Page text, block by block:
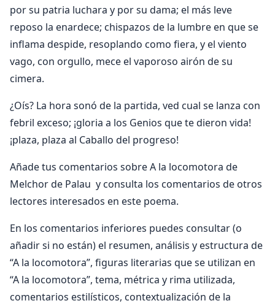
por su patria luchara y por su dama; el más leve
reposo la enardece; chispazos de la lumbre en que se
inflama despide, resoplando como fiera, y el viento
vago, con orgullo, mece el vaporoso airón de su
cimera.
¿Oís? La hora sonó de la partida, ved cual se lanza con
febril exceso; ¡gloria a los Genios que te dieron vida!
¡plaza, plaza al Caballo del progreso!
Añade tus comentarios sobre A la locomotora de
Melchor de Palau y consulta los comentarios de otros
lectores interesados en este poema.
En los comentarios inferiores puedes consultar (o
añadir si no están) el resumen, análisis y estructura de
“A la locomotora”, figuras literarias que se utilizan en
“A la locomotora”, tema, métrica y rima utilizada,
comentarios estilísticos, contextualización de la